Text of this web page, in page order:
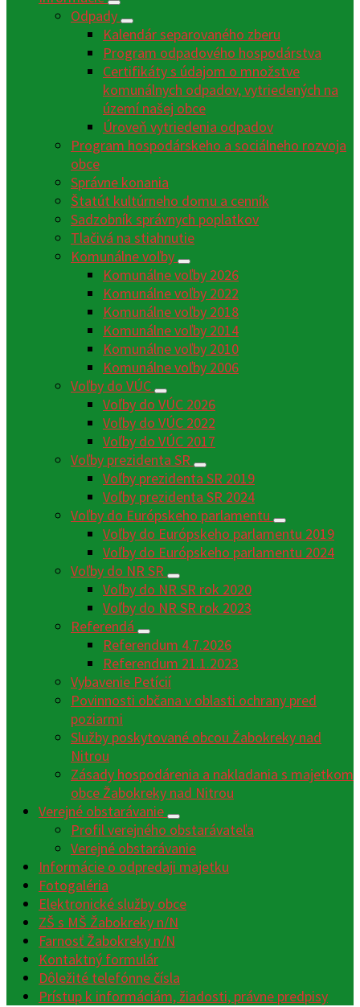
Odpady
Kalendár separovaného zberu
Program odpadového hospodárstva
Certifikáty s údajom o množstve
komunálnych odpadov, vytriedených na
území našej obce
Úroveň vytriedenia odpadov
Program hospodárskeho a sociálneho rozvoja
obce
Správne konania
Štatút kultúrneho domu a cenník
Sadzobník správnych poplatkov
Tlačivá na stiahnutie
Komunálne voľby
Komunálne voľby 2026
Komunálne voľby 2022
Komunálne voľby 2018
Komunálne voľby 2014
Komunálne voľby 2010
Komunálne voľby 2006
Voľby do VÚC
Voľby do VÚC 2026
Voľby do VÚC 2022
Voľby do VÚC 2017
Voľby prezidenta SR
Voľby prezidenta SR 2019
Voľby prezidenta SR 2024
Voľby do Európskeho parlamentu
Voľby do Európskeho parlamentu 2019
Voľby do Európskeho parlamentu 2024
Voľby do NR SR
Voľby do NR SR rok 2020
Voľby do NR SR rok 2023
Referendá
Referendum 4.7.2026
Referendum 21.1.2023
Vybavenie Petícií
Povinnosti občana v oblasti ochrany pred
poziarmi
Služby poskytované obcou Žabokreky nad
Nitrou
Zásady hospodárenia a nakladania s majetkom
obce Žabokreky nad Nitrou
Verejné obstarávanie
Profil verejného obstarávateľa
Verejné obstarávanie
Informácie o odpredaji majetku
Fotogaléria
Elektronické služby obce
ZŠ s MŠ Žabokreky n/N
Farnosť Žabokreky n/N
Kontaktný formulár
Dôležité telefónne čísla
Prístup k informáciám, žiadosti, právne predpisy